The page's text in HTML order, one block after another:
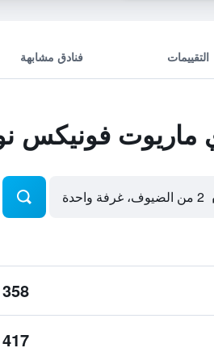
التقييمات فنادق مشابهة
ماريوت فونيكس
2 من الضيوف، غرفة واحدة
358 ﷼
417 ﷼